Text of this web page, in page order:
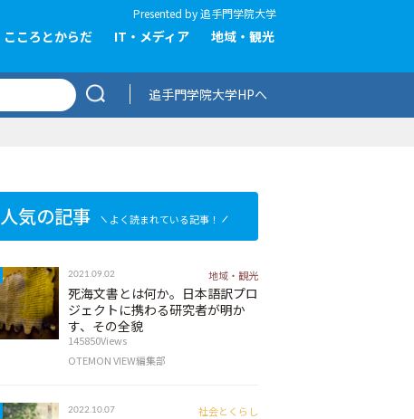
Presented by追手門学院大学
こころとからだ IT・メディア 地域・観光
追手門学院大学HPへ
人気の記事 よく読まれている記事！
2021.09.02 地域・観光
死海文書とは何か。日本語訳プロ
ジェクトに携わる研究者が明か
す、その全貌
145850Views
OTEMON VIEW編集部
2022.10.07 社会とくらし